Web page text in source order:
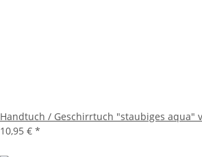
Handtuch / Geschirrtuch "staubiges aqua"
10,95 € *